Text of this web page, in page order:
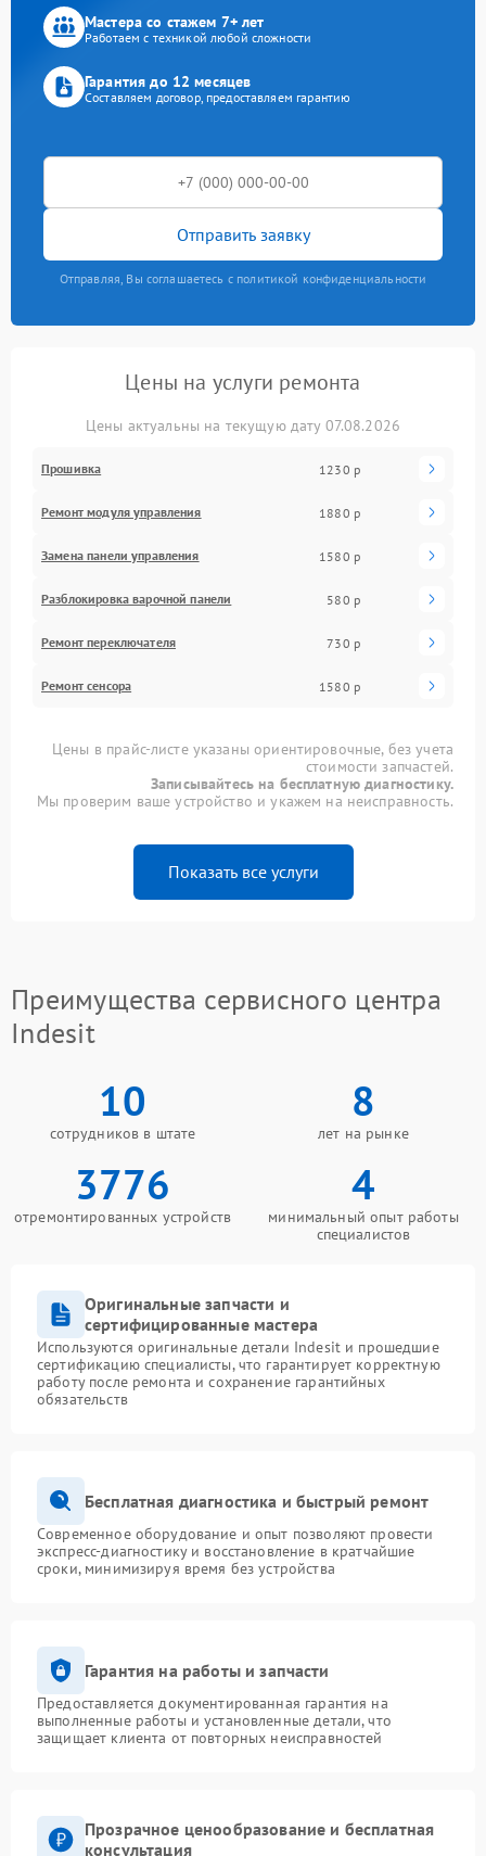
Мастера со стажем 7+ лет
Работаем с техникой любой сложности
Гарантия до 12 месяцев
Составляем договор, предоставляем гарантию
Отправить заявку
Отправляя, Вы соглашаетесь с политикой конфиденциальности
Цены на услуги ремонта
Цены актуальны на текущую дату 07.08.2026
Прошивка 1230 р
Ремонт модуля управления 1880 р
Замена панели управления 1580 р
Разблокировка варочной панели 580 р
Ремонт переключателя 730 р
Ремонт сенсора 1580 р
Цены в прайс-листе указаны ориентировочные, без учета
стоимости запчастей.
Записывайтесь на бесплатную диагностику.
Мы проверим ваше устройство и укажем на неисправность.
Показать все услуги
Преимущества сервисного центра
Indesit
10
сотрудников в штате
8
лет на рынке
3776
отремонтированных устройств
4
минимальный опыт работы
специалистов
Оригинальные запчасти и
сертифицированные мастера
Используются оригинальные детали Indesit и прошедшие
сертификацию специалисты, что гарантирует корректную
работу после ремонта и сохранение гарантийных
обязательств
Бесплатная диагностика и быстрый ремонт
Современное оборудование и опыт позволяют провести
экспресс-диагностику и восстановление в кратчайшие
сроки, минимизируя время без устройства
Гарантия на работы и запчасти
Предоставляется документированная гарантия на
выполненные работы и установленные детали, что
защищает клиента от повторных неисправностей
Прозрачное ценообразование и бесплатная
консультация